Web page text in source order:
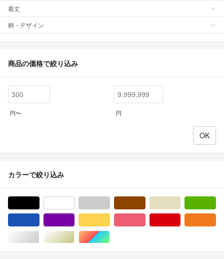
着丈
柄・デザイン
商品の価格で絞り込み
円〜 円
カラーで絞り込み
シルバー/銀色系ゴールド/金色系マルチカラー